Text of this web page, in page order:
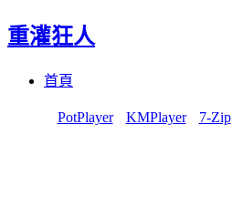
重灌狂人
首頁
PotPlayer KMPlayer 7-Zip